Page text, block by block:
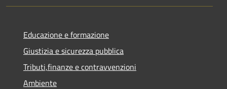
Educazione e formazione
Giustizia e sicurezza pubblica
Tributi,finanze e contravvenzioni
Ambiente